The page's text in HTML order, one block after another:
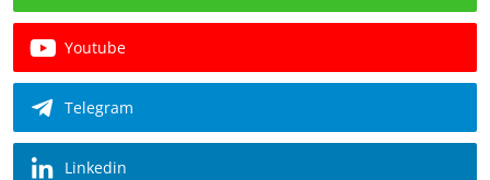
Youtube
Telegram
Linkedin